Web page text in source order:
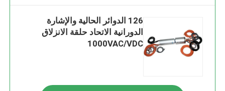
126 الدوائر الحالية والإشارة
الدورانية الاتحاد حلقة الانزلاق
1000VAC/VDC